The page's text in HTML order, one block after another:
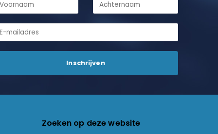
Zoeken op deze website